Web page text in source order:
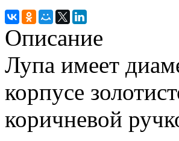
Описание
Лупа имеет
корпусе
коричневой